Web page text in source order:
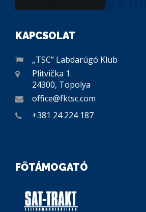
KAPCSOLAT
„TSC” Labdarúgó Klub
Plitvička 1.
24300, Topolya
office@fktsc.com
+381 24 224 187
FŐTÁMOGATÓ